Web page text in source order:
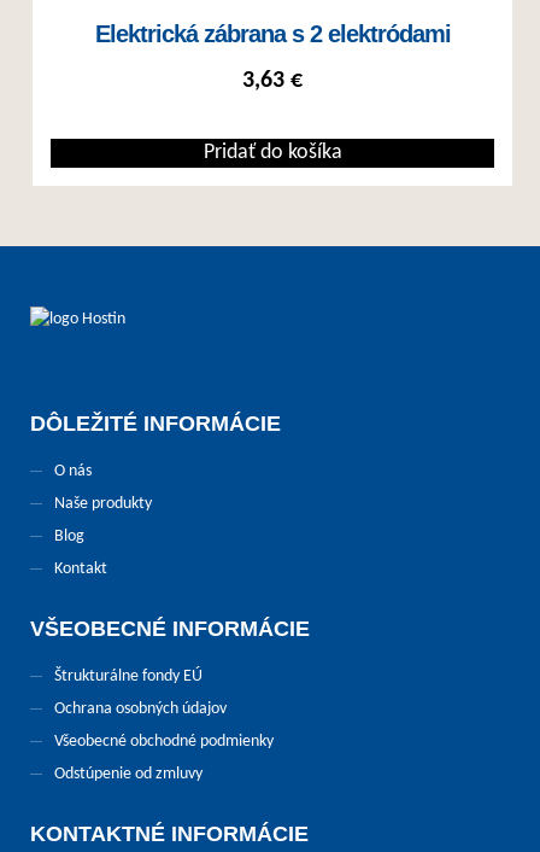
Elektrická zábrana s 2 elektródami
3,63 €
Pridať do košíka
DÔLEŽITÉ INFORMÁCIE
O nás
Naše produkty
Blog
Kontakt
VŠEOBECNÉ INFORMÁCIE
Štrukturálne fondy EÚ
Ochrana osobných údajov
Všeobecné obchodné podmienky
Odstúpenie od zmluvy
KONTAKTNÉ INFORMÁCIE